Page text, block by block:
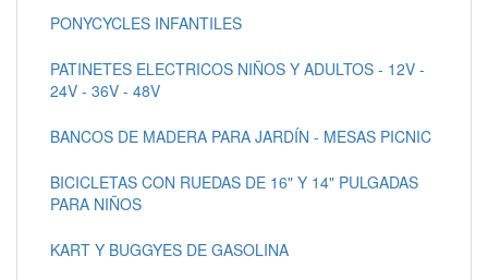
PONYCYCLES INFANTILES
PATINETES ELECTRICOS NIÑOS Y ADULTOS - 12V -
24V - 36V - 48V
BANCOS DE MADERA PARA JARDÍN - MESAS PICNIC
BICICLETAS CON RUEDAS DE 16" Y 14" PULGADAS
PARA NIÑOS
KART Y BUGGYES DE GASOLINA